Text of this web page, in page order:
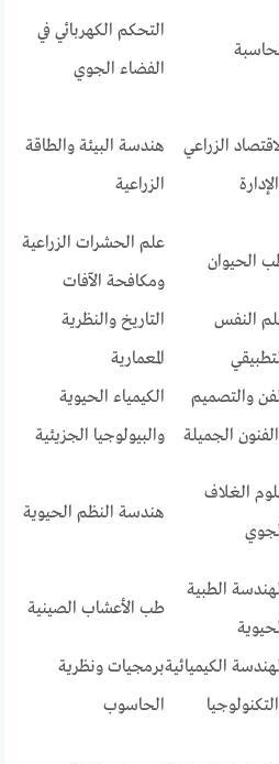
التحكم الكهربائي في
الفضاء الجوي
الزراعي
هندسة البيئة والطاقة
الزراعية
الحيوان
علم الحشرات الزراعية
ومكافحة الآفات
النفس
التاريخ والنظرية
المعمارية
والتصميم
الجميلة
الكيمياء الحيوية
والبيولوجيا الجزيئية
الغلاف
هندسة النظم الحيوية
الطبية
طب الأعشاب الصينية
الكيميائيةبرمجيات ونظرية
الحاسوب